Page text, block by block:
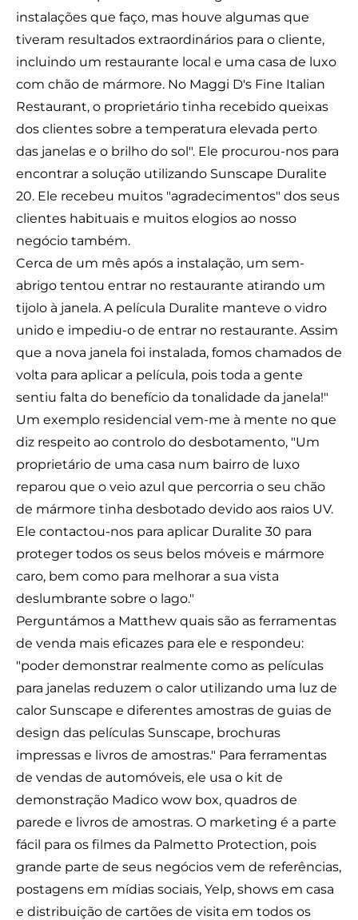
instalações que faço, mas houve algumas que
tiveram resultados extraordinários para o cliente,
incluindo um restaurante local e uma casa de luxo
com chão de mármore. No Maggi D's Fine Italian
Restaurant, o proprietário tinha recebido queixas
dos clientes sobre a temperatura elevada perto
das janelas e o brilho do sol". Ele procurou-nos para
encontrar a solução utilizando Sunscape Duralite
20. Ele recebeu muitos "agradecimentos" dos seus
clientes habituais e muitos elogios ao nosso
negócio também.
Cerca de um mês após a instalação, um sem-
abrigo tentou entrar no restaurante atirando um
tijolo à janela. A película Duralite manteve o vidro
unido e impediu-o de entrar no restaurante. Assim
que a nova janela foi instalada, fomos chamados de
volta para aplicar a película, pois toda a gente
sentiu falta do benefício da tonalidade da janela!"
Um exemplo residencial vem-me à mente no que
diz respeito ao controlo do desbotamento, "Um
proprietário de uma casa num bairro de luxo
reparou que o veio azul que percorria o seu chão
de mármore tinha desbotado devido aos raios UV.
Ele contactou-nos para aplicar Duralite 30 para
proteger todos os seus belos móveis e mármore
caro, bem como para melhorar a sua vista
deslumbrante sobre o lago."
Perguntámos a Matthew quais são as ferramentas
de venda mais eficazes para ele e respondeu:
"poder demonstrar realmente como as películas
para janelas reduzem o calor utilizando uma luz de
calor Sunscape e diferentes amostras de guias de
design das películas Sunscape, brochuras
impressas e livros de amostras." Para ferramentas
de vendas de automóveis, ele usa o kit de
demonstração Madico wow box, quadros de
parede e livros de amostras. O marketing é a parte
fácil para os filmes da Palmetto Protection, pois
grande parte de seus negócios vem de referências,
postagens em mídias sociais, Yelp, shows em casa
e distribuição de cartões de visita em todos os